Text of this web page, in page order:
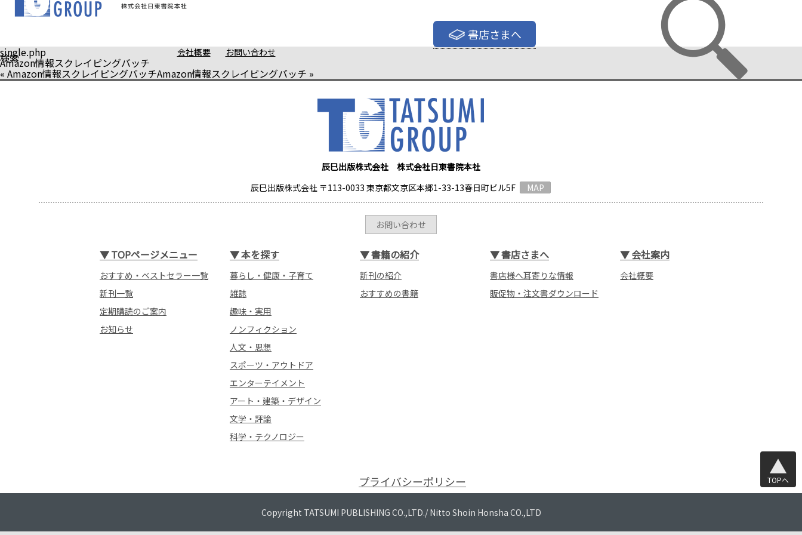
書店さまへ
会社概要 お問い合わせ
検索
single.php
Amazon情報スクレイピングバッチ
« Amazon情報スクレイピングバッチAmazon情報スクレイピングバッチ »
辰巳出版株式会社 株式会社日東書院本社
辰巳出版株式会社 〒113-0033 東京都文京区本郷1-33-13春日町ビル5F
MAP
お問い合わせ
▼TOPページメニュー
おすすめ・ベストセラー一覧
新刊一覧
定期購読のご案内
お知らせ
▼本を探す
暮らし・健康・子育て
雑誌
趣味・実用
ノンフィクション
人文・思想
スポーツ・アウトドア
エンターテイメント
アート・建築・デザイン
文学・評論
科学・テクノロジー
▼書籍の紹介
新刊の紹介
おすすめの書籍
▼書店さまへ
書店様へ耳寄りな情報
販促物・注文書ダウンロード
▼会社案内
会社概要
プライバシーポリシー TOPへ
Copyright TATSUMI PUBLISHING CO.,LTD./ Nitto Shoin Honsha CO.,LTD